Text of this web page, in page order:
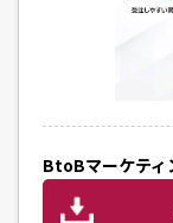
BtoBマーケティ